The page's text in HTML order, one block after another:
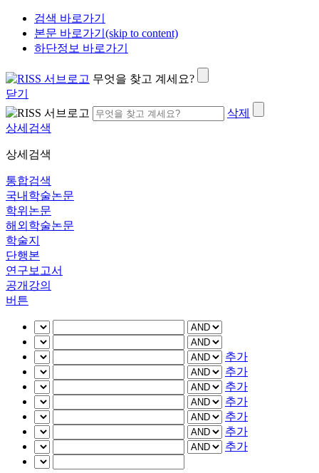
검색 바로가기
본문 바로가기(skip to content)
하단정보 바로가기
무엇을 찾고 계세요?
닫기
삭제
상세검색
상세검색
통합검색
국내학술논문
학위논문
해외학술논문
학술지
단행본
연구보고서
공개강의
버튼
추가
추가
추가
추가
추가
추가
추가